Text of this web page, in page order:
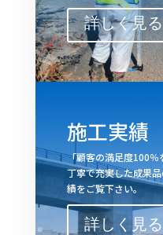
詳しく見る
施工実績
「顧客の満足度100％
丁寧で充実した成果
績をご覧下さい。
詳しく見る